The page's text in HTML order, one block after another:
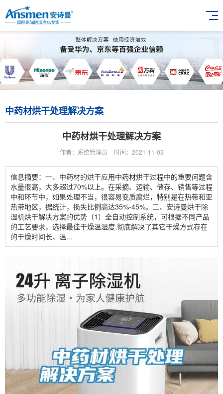
中药材烘干处理解决方案
中药材烘干处理解决方案
作者：系统管理员 时间：2021-11-03
信息摘要：一、中药材的烘干应用中药材烘干过程中的重要问题含
水量很高，大多超过70%以上。在采摘、运输、储存、销售等过程
中和环节中，如果处理不当，很容易变质腐烂，特别是在热带和亚
热带地区，据统计，损失比例高达35%-45%。二、安诗曼烘干除
湿机烘干解决方案的优势（1）全自动控制系统，可根据不同产品
的工艺要求，选择最佳干燥温湿度,彻底解决了其它干燥方式存在
的干燥时间长、温...